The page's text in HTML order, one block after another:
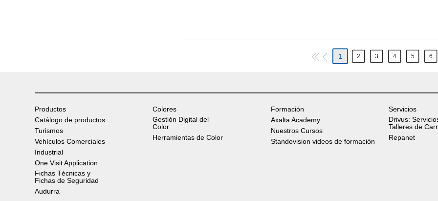
1 2 3 4 5 6
Productos
Catálogo de productos
Turismos
Vehículos Comerciales
Industrial
One Visit Application
Fichas Técnicas y
Fichas de Seguridad
Audurra
Colores
Gestión Digital del
Color
Herramientas de Color
Formación
Axalta Academy
Nuestros Cursos
Standovision videos de formación
Servicios
Drivus:
Talleres de
Repanet